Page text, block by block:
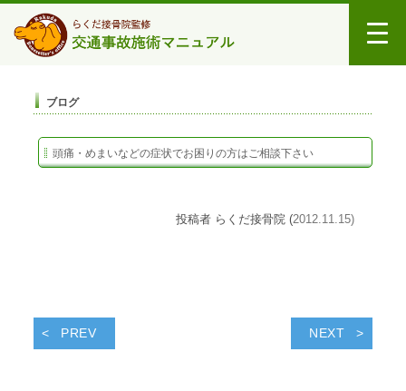
ブログ
頭痛・めまいなどの症状でお困りの方はご相談下さい
投稿者 らくだ接骨院 (2012.11.15)
PREV NEXT